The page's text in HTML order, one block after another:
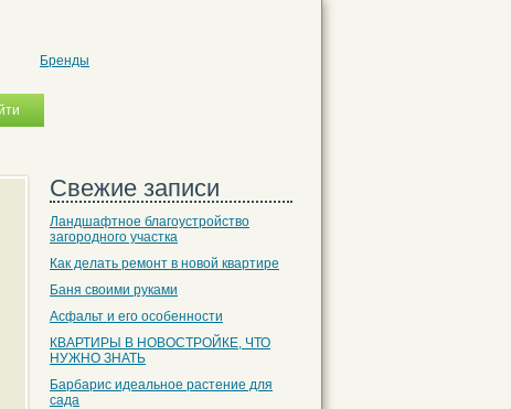
Бренды
Свежие записи
Ландшафтное благоустройство
загородного участка
Как делать ремонт в новой квартире
Баня своими руками
Асфальт и его особенности
КВАРТИРЫ В НОВОСТРОЙКЕ, ЧТО
НУЖНО ЗНАТЬ
Барбарис идеальное растение для
сада